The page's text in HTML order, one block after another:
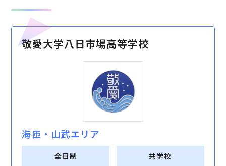
敬愛大学八日市場高等学校
海匝・⼭武エリア
全日制 共学校